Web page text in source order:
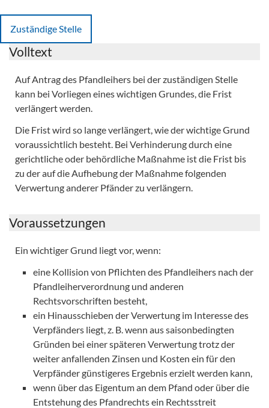
Zuständige Stelle
Volltext
Auf Antrag des Pfandleihers bei der zuständigen Stelle
kann bei Vorliegen eines wichtigen Grundes, die Frist
verlängert werden.
Die Frist wird so lange verlängert, wie der wichtige Grund
voraussichtlich besteht. Bei Verhinderung durch eine
gerichtliche oder behördliche Maßnahme ist die Frist bis
zu der auf die Aufhebung der Maßnahme folgenden
Verwertung anderer Pfänder zu verlängern.
Voraussetzungen
Ein wichtiger Grund liegt vor, wenn:
eine Kollision von Pflichten des Pfandleihers nach der
Pfandleiherverordnung und anderen
Rechtsvorschriften besteht,
ein Hinausschieben der Verwertung im Interesse des
Verpfänders liegt, z. B. wenn aus saisonbedingten
Gründen bei einer späteren Verwertung trotz der
weiter anfallenden Zinsen und Kosten ein für den
Verpfänder günstigeres Ergebnis erzielt werden kann,
wenn über das Eigentum an dem Pfand oder über die
Entstehung des Pfandrechts ein Rechtsstreit